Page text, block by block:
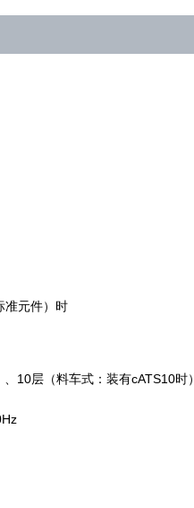
准元件）时
10层（料车式：装有cATS10时）